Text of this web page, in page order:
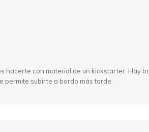
hacerte con material de un kickstarter. Hay
permite subirte a bordo más tarde.